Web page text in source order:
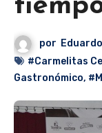
por
#Carmelitas
Gastronómico,